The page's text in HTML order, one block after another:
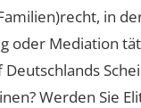
in
oder Mediation
Werden Sie